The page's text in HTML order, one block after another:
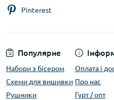
Популярне
Набори з бісером
Схеми для вишивки
Рушники
Оплата і
Про нас
Гурт / опт
Pinterest